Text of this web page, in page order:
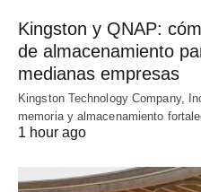
Kingston y QNAP:
de almacenamiento
medianas empresas
Kingston Technology Company,
memoria y almacenamiento
1 hour ago